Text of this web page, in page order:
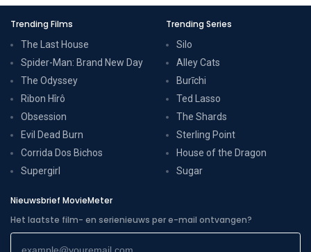
Trending Films
The Last House
Spider-Man: Brand New Day
The Odyssey
Ribon Hîrô
Obsession
Evil Dead Burn
Corrida Dos Bichos
Supergirl
Trending Series
Silo
Alley Cats
Burīchi
Ted Lasso
The Shards
Sterling Point
House of the Dragon
Sugar
Nieuwsbrief MovieMeter
Het laatste film- en serienieuws per e-mail ontvangen?